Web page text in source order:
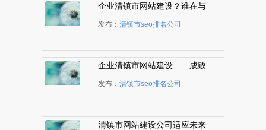
企业清镇市网站建设？谁在与
发布：清镇市seo排名公司
企业清镇市网站建设——成败
发布：清镇市seo排名公司
清镇市网站建设公司适应未来